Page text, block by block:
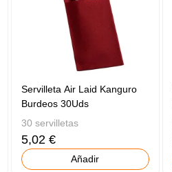
Servilleta Air Laid Kanguro
Burdeos 30Uds
30 servilletas
5,02 €
Añadir